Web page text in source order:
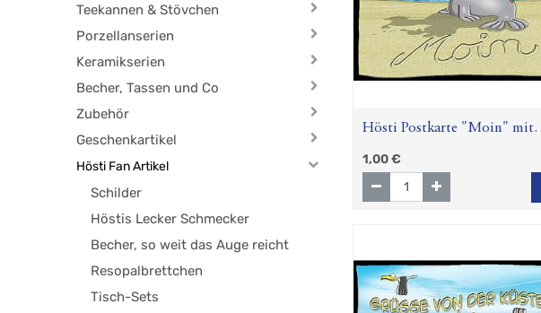
Teekannen & Stövchen
Porzellanserien
Keramikserien
Becher, Tassen und Co
Zubehör
Geschenkartikel
Hösti Fan Artikel
Schilder
Höstis Lecker Schmecker
Becher, so weit das Auge reicht
Resopalbrettchen
Tisch-Sets
Hösti Postkarte "Moin" mit
Leuchtturm
1,00€